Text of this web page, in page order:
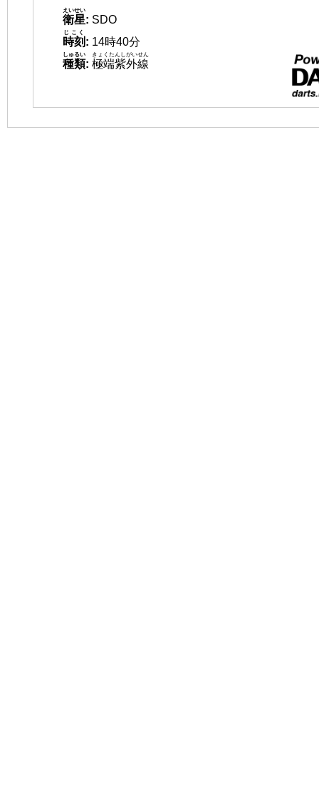
衛星
えいせい
: SDO
時刻
じこく
: 14時40分
種類
しゅるい
: 極端紫外線
きょくたんしがいせん